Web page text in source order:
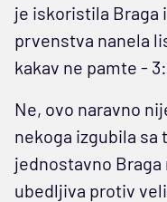
je iskoristila Braga
prvenstva nanela
kakav ne pamte -
Ne, ovo naravno
nekoga izgubila sa
jednostavno
ubedljiva protiv